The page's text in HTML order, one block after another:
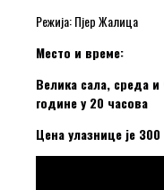
Режија: Пјер Жалица
Место и време:
Велика сала, среда
године у 20 часова
Цена улазнице је